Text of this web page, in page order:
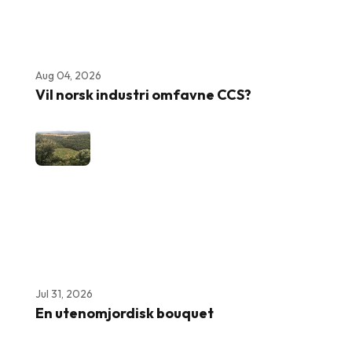
Aug 04, 2026
Vil norsk industri omfavne CCS?
Jul 31, 2026
En utenomjordisk bouquet